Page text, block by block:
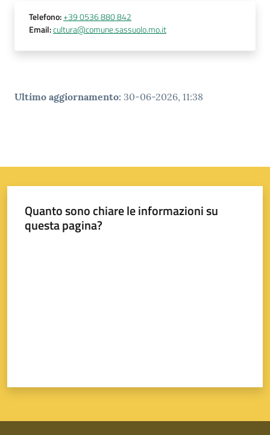
Telefono:+39 0536 880 842
Email:cultura@comune.sassuolo.mo.it
Ultimo aggiornamento: 30-06-2026, 11:38
Quanto sono chiare le informazioni su
questa pagina?